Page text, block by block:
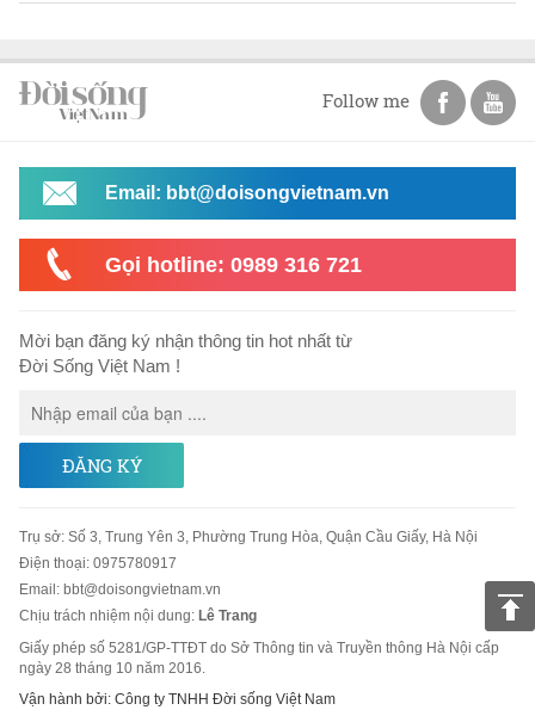
Follow me
Email: bbt@doisongvietnam.vn
Gọi hotline: 0989 316 721
Mời bạn đăng ký nhận thông tin hot nhất từ
Đời Sống Việt Nam !
ĐĂNG KÝ
Trụ sở: Số 3, Trung Yên 3, Phường Trung Hòa, Quận Cầu Giấy, Hà Nội
Điện thoại: 0975780917
Email: bbt@doisongvietnam.vn
Chịu trách nhiệm nội dung: Lê Trang
Giấy phép số 5281/GP-TTĐT do Sở Thông tin và Truyền thông Hà Nội cấp
ngày 28 tháng 10 năm 2016.
Vận hành bởi: Công ty TNHH Đời sống Việt Nam